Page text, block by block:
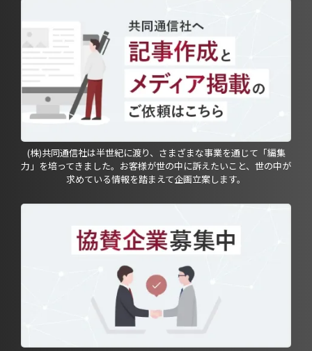
(株)共同通信社は半世紀に渡り、さまざまな事業を通じて「編集
力」を培ってきました。お客様が世の中に訴えたいこと、世の中が
求めている情報を踏まえて企画立案します。